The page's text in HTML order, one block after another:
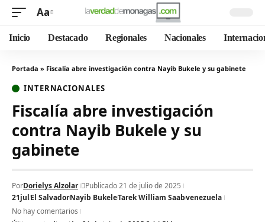
Aa
Inicio Destacado Regionales Nacionales
Portada » Fiscalía abre investigación contra Nayib Bukele y su gabinete
INTERNACIONALES
Fiscalía abre investigación
contra Nayib Bukele y su
gabinete
PorDorielys Alzolar
Publicado 21 de julio de 2025
21julEl SalvadorNayib BukeleTarek William Saabvenezuela
No hay comentarios